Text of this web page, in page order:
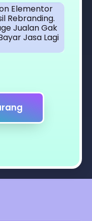
Elementor
Rebranding.
Jualan Gak
Jasa Lagi